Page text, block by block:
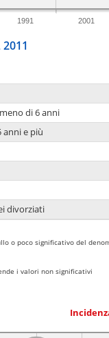
1991 2001
2011
di 6 anni
anni e più
divorziati
o poco significativo del
i valori non significativi